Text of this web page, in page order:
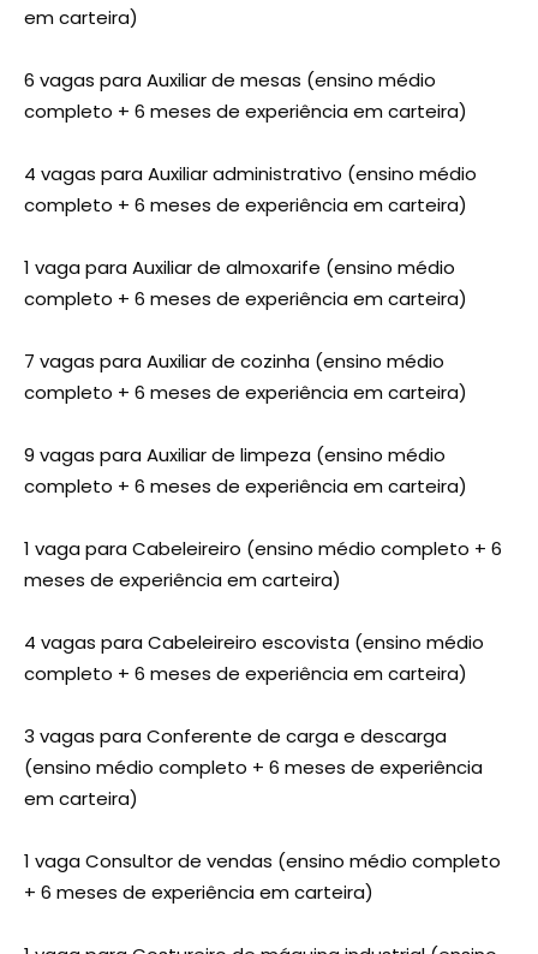
em carteira)
6 vagas para Auxiliar de mesas (ensino médio
completo + 6 meses de experiência em carteira)
4 vagas para Auxiliar administrativo (ensino médio
completo + 6 meses de experiência em carteira)
1 vaga para Auxiliar de almoxarife (ensino médio
completo + 6 meses de experiência em carteira)
7 vagas para Auxiliar de cozinha (ensino médio
completo + 6 meses de experiência em carteira)
9 vagas para Auxiliar de limpeza (ensino médio
completo + 6 meses de experiência em carteira)
1 vaga para Cabeleireiro (ensino médio completo + 6
meses de experiência em carteira)
4 vagas para Cabeleireiro escovista (ensino médio
completo + 6 meses de experiência em carteira)
3 vagas para Conferente de carga e descarga
(ensino médio completo + 6 meses de experiência
em carteira)
1 vaga Consultor de vendas (ensino médio completo
+ 6 meses de experiência em carteira)